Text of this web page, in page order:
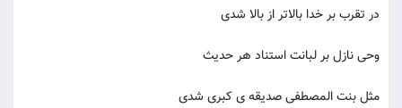
در تقرب بر خدا بالاتر از بالا شدی
وحی نازل بر لبانت استناد هر حدیث
مثل بنت المصطفی صدیقه ی کبری شدی